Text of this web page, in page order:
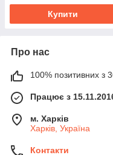
Купити
Про нас
100% позитивних з
Працює з
м. Харків
Харків, Україна
Контакти